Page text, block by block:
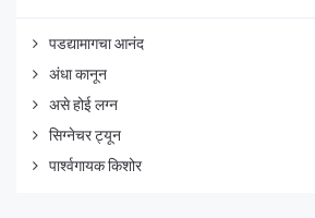
पडद्यामागचा आनंद
अंधा कानून
असे होई लग्न
सिग्नेचर ट्यून
पार्श्वगायक किशोर